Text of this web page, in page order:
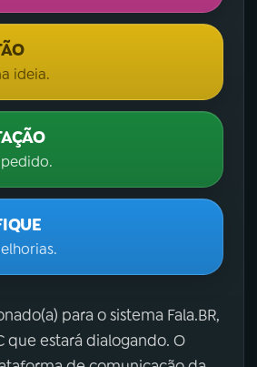
ideia.
para o sistema Fala.BR,
que estará dialogando. O